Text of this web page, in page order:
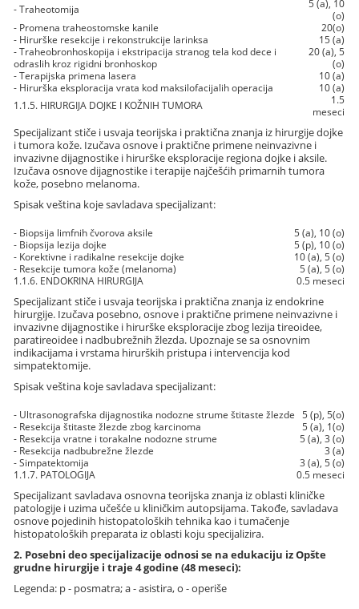
- Traheotomija
5 (a), 10
(o)
- Promena traheostomske kanile
20(o)
- Hirurške resekcije i rekonstrukcije larinksa
15 (a)
- Traheobronhoskopija i ekstripacija stranog tela kod dece i
odraslih kroz rigidni bronhoskop
20 (a), 5
(o)
- Terapijska primena lasera
10 (a)
- Hirurška eksploracija vrata kod maksilofacijalih operacija
10 (a)
1.1.5. HIRURGIJA DOJKE I KOŽNIH TUMORA
1.5
meseci
Specijalizant stiče i usvaja teorijska i praktična znanja iz hirurgije dojke
i tumora kože. Izučava osnove i praktične primene neinvazivne i
invazivne dijagnostike i hirurške eksploracije regiona dojke i aksile.
Izučava osnove dijagnostike i terapije najčešćih primarnih tumora
kože, posebno melanoma.
Spisak veština koje savladava specijalizant:
- Biopsija limfnih čvorova aksile
5 (a), 10 (o)
- Biopsija lezija dojke
5 (p), 10 (o)
- Korektivne i radikalne resekcije dojke
10 (a), 5 (o)
- Resekcije tumora kože (melanoma)
5 (a), 5 (o)
1.1.6. ENDOKRINA HIRURGIJA
0.5 meseci
Specijalizant stiče i usvaja teorijska i praktična znanja iz endokrine
hirurgije. Izučava posebno, osnove i praktične primene neinvazivne i
invazivne dijagnostike i hirurške eksploracije zbog lezija tireoidee,
paratireoidee i nadbubrežnih žlezda. Upoznaje se sa osnovnim
indikacijama i vrstama hirurških pristupa i intervencija kod
simpatektomije.
Spisak veština koje savladava specijalizant:
- Ultrasonografska dijagnostika nodozne strume štitaste žlezde
5 (p), 5(o)
- Resekcija štitaste žlezde zbog karcinoma
5 (a), 1(o)
- Resekcija vratne i torakalne nodozne strume
5 (a), 3 (o)
- Resekcija nadbubrežne žlezde
3 (a)
- Simpatektomija
3 (a), 5 (o)
1.1.7. PATOLOGIJA
0.5 meseci
Specijalizant savladava osnovna teorijska znanja iz oblasti kliničke
patologije i uzima učešće u kliničkim autopsijama. Takođe, savladava
osnove pojedinih histopatoloških tehnika kao i tumačenje
histopatoloških preparata iz oblasti koju specijalizira.
2. Posebni deo specijalizacije odnosi se na edukaciju iz Opšte
grudne hirurgije i traje 4 godine (48 meseci):
Legenda: p - posmatra; a - asistira, o - operiše